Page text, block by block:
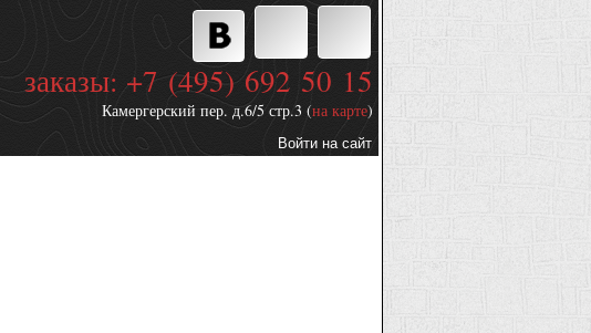
заказы: +7 (495) 692 50 15
Камергерский пер. д.6/5 стр.3 (на карте)
Дополнительные
Войти на сайт